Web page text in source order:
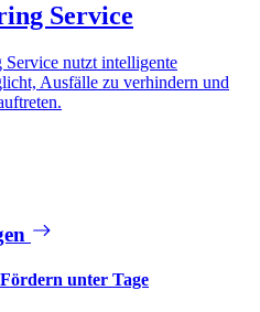
Service
nutzt intelligente
Ausfälle zu verhindern und
unter Tage